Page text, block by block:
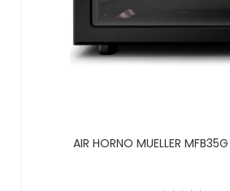
AIR HORNO MUELLER